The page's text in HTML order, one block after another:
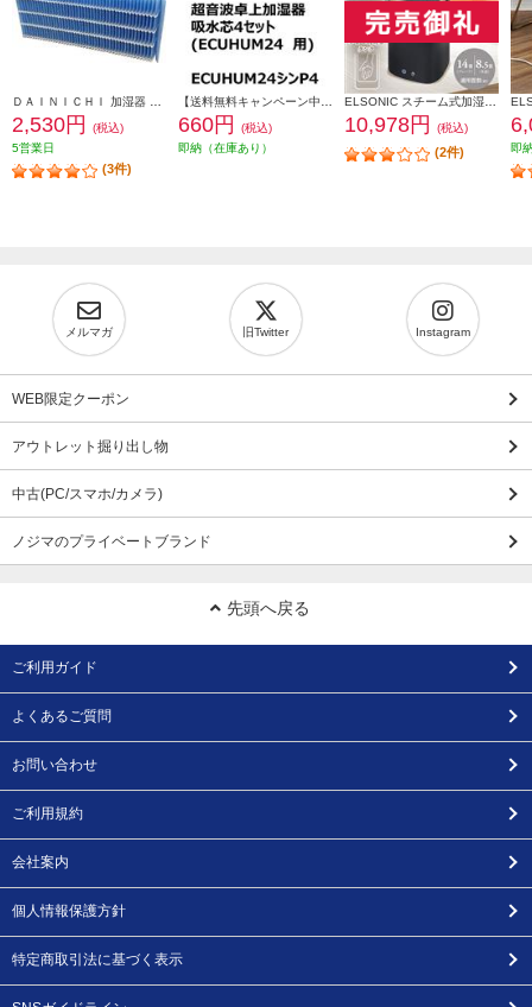
2,530円
(税込)
5営業日
(3件)
660円
(税込)
即納（在庫あり）
10,978円 (税込)
(2件) 即
メルマガ 旧Twitter Instagram
WEB限定クーポン
アウトレット掘り出し物
中古(PC/スマホ/カメラ)
ノジマのプライベートブランド
先頭へ戻る
ご利用ガイド
よくあるご質問
お問い合わせ
ご利用規約
会社案内
個人情報保護方針
特定商取引法に基づく表示